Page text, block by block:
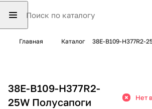
Главная Каталог 38E-B109-H377R2-
38E-B109-H377R2-
25W Полусапоги
Нет